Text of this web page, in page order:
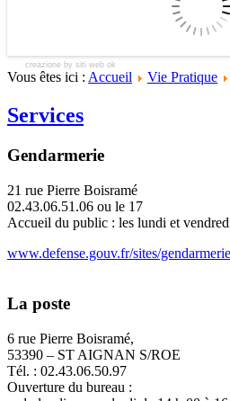
creazione by siti web ok
Vous êtes ici : Accueil Vie Pratique
Services
Gendarmerie
21 rue Pierre Boisramé
02.43.06.51.06 ou le 17
Accueil du public : les lundi et
www.defense.gouv.fr/sites/gendarmerie
La poste
6 rue Pierre Boisramé,
53390 – ST AIGNAN S/ROE
Tél. : 02.43.06.50.97
Ouverture du bureau :